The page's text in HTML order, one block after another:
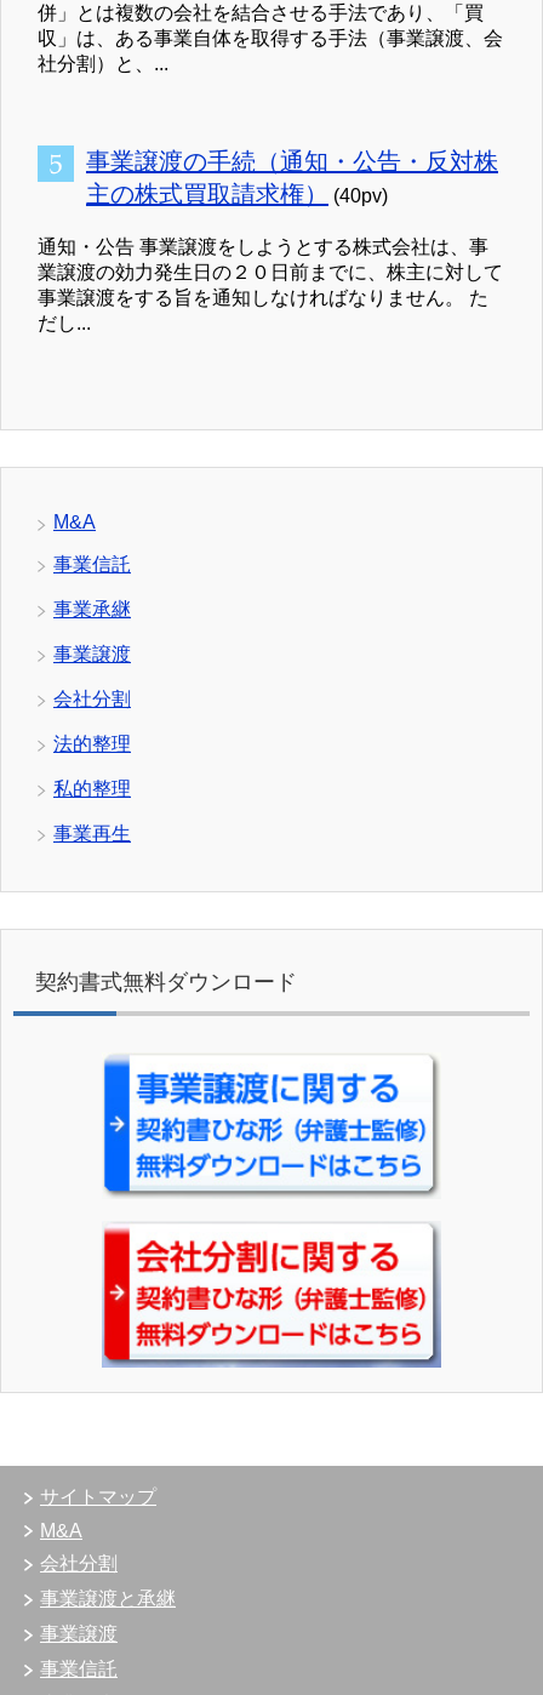
併」とは複数の会社を結合させる手法であり、「買
収」は、ある事業自体を取得する手法（事業譲渡、会
社分割）と、...
事業譲渡の手続（通知・公告・反対株
主の株式買取請求権）
(40pv)
通知・公告 事業譲渡をしようとする株式会社は、事
業譲渡の効力発生日の２０日前までに、株主に対して
事業譲渡をする旨を通知しなければなりません。 た
だし...
M&A
事業信託
事業承継
事業譲渡
会社分割
法的整理
私的整理
事業再生
契約書式無料ダウンロード
サイトマップ
M&A
会社分割
事業譲渡と承継
事業譲渡
事業信託